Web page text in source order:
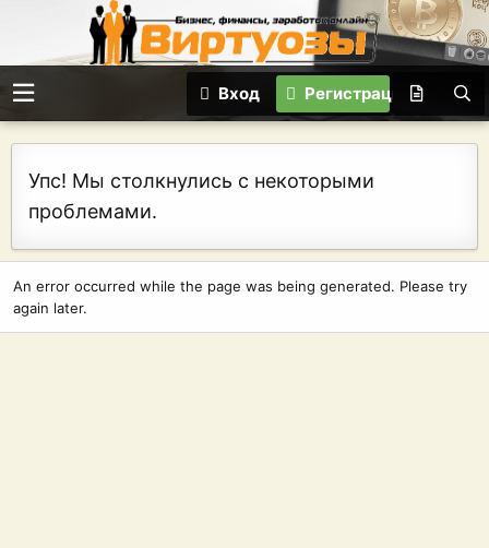
Вход Регистрация
Упс! Мы столкнулись с некоторыми
проблемами.
An error occurred while the page was being generated. Please try
again later.